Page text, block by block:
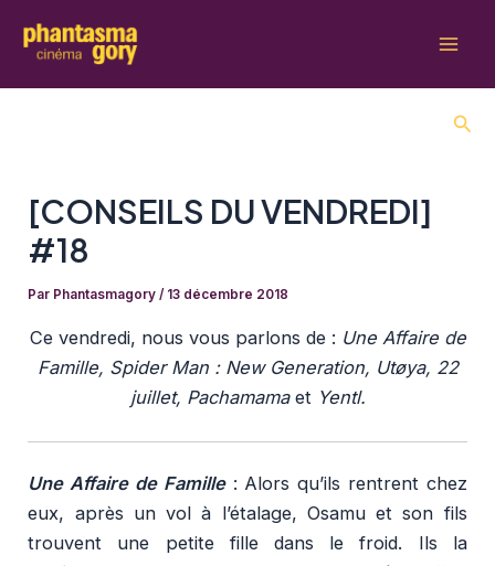
[CONSEILS DU VENDREDI]
#18
Par Phantasmagory/ 13 décembre 2018
Ce vendredi, nous vous parlons de : Une Affaire de
Famille, Spider Man : New Generation, Utøya, 22
juillet, Pachamama et Yentl.
Une Affaire de Famille : Alors qu’ils rentrent chez
eux, après un vol à l’étalage, Osamu et son fils
trouvent une petite fille dans le froid. Ils la